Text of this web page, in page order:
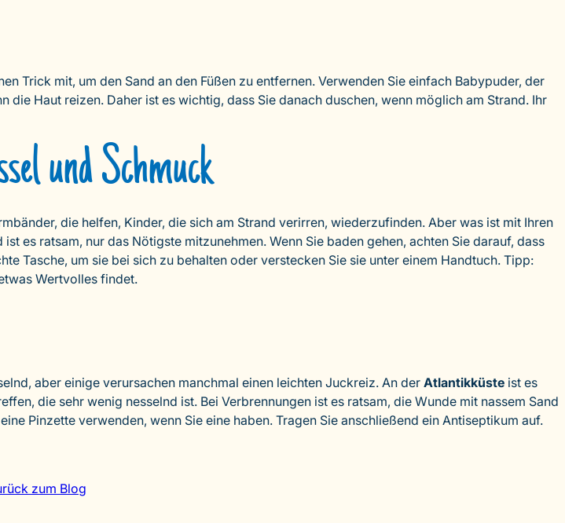
Trick mit, um den Sand an den Füßen zu entfernen. Verwenden Sie einfach Babypuder, der
Haut reizen. Daher ist es wichtig, dass Sie danach duschen, wenn möglich am Strand. Ihr
und Schmuck
die helfen, Kinder, die sich am Strand verirren, wiederzufinden. Aber was ist mit Ihren
es ratsam, nur das Nötigste mitzunehmen. Wenn Sie baden gehen, achten Sie darauf, dass
Tasche, um sie bei sich zu behalten oder verstecken Sie sie unter einem Handtuch. Tipp:
Wertvolles findet.
aber einige verursachen manchmal einen leichten Juckreiz. An der Atlantikküste ist es
die sehr wenig nesselnd ist. Bei Verbrennungen ist es ratsam, die Wunde mit nassem Sand
Pinzette verwenden, wenn Sie eine haben. Tragen Sie anschließend ein Antiseptikum auf.
zum Blog